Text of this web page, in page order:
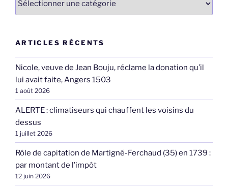
ARTICLES RÉCENTS
Nicole, veuve de Jean Bouju, réclame la donation qu’il
lui avait faite, Angers 1503
1 août 2026
ALERTE : climatiseurs qui chauffent les voisins du
dessus
1 juillet 2026
Rôle de capitation de Martigné-Ferchaud (35) en 1739 :
par montant de l’impôt
12 juin 2026